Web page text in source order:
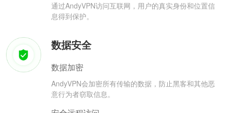
通过AndyVPN访问互联网，用户的真实身份和位置信
息得到保护。
数据安全
数据加密
AndyVPN会加密所有传输的数据，防止黑客和其他恶
意行为者窃取信息。